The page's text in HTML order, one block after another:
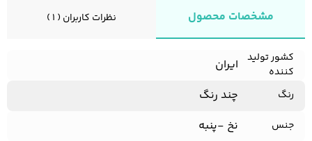
مردانهمشخصات محصول نظرات کاربران ( 1 )
کشور تولید
کننده
ایران
رنگ چند رنگ
جنس نخ -پنبه